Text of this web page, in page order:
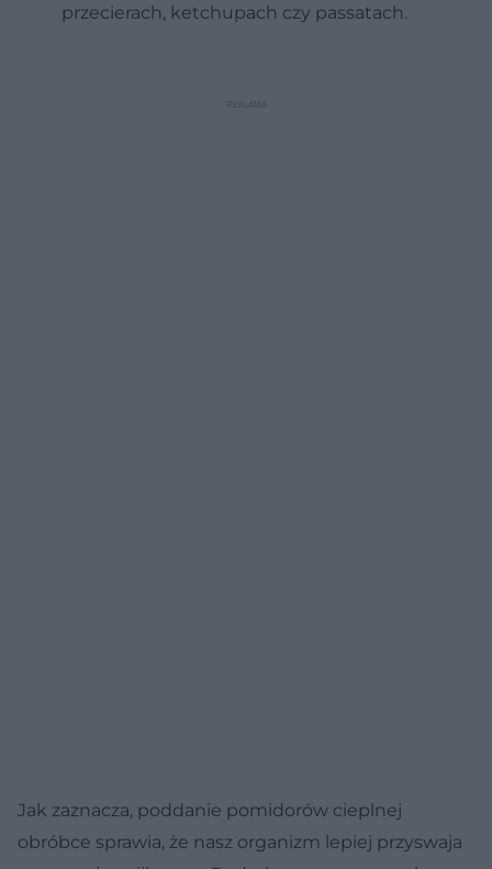
przecierach, ketchupach czy passatach.
Jak zaznacza, poddanie pomidorów cieplnej
obróbce sprawia, że nasz organizm lepiej przyswaja